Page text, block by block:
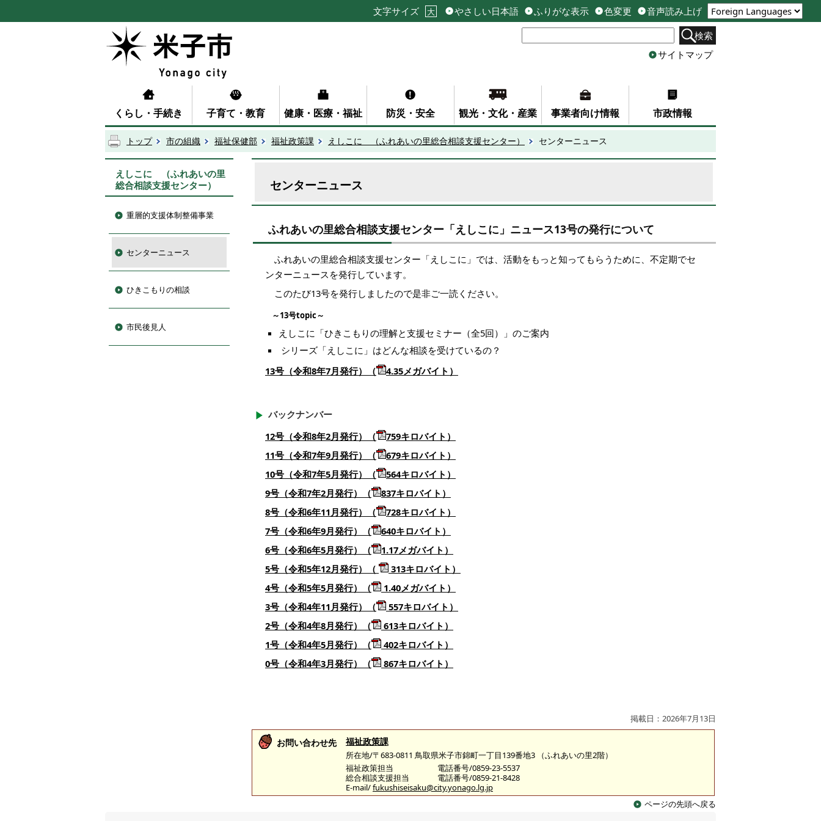
文字サイズ 大 やさしい日本語 ふりがな表示 色変更
音声読み上げ
検索
サイトマップ
くらし・手続き 子育て・教育 健康・医療・福祉 防災・安全 観光・文化・産業 事業者向け情報 市政情報
トップ 市の組織 福祉保健部 福祉政策課 えしこに （ふれあいの里総合相談支援センター） センターニュース
えしこに （ふれあいの里
総合相談支援センター）
重層的支援体制整備事業
センターニュース
ひきこもりの相談
市民後見人
センターニュース
ふれあいの里総合相談支援センター「えしこに」ニュース13号の発行について
ふれあいの里総合相談支援センター「えしこに」では、活動をもっと知ってもらうために、不定期でセ
ンターニュースを発行しています。
このたび13号を発行しましたので是非ご一読ください。
～13号topic～
えしこに「ひきこもりの理解と支援セミナー（全5回）」のご案内
シリーズ「えしこに」はどんな相談を受けているの？
13号（令和8年7月発行）（
4.35メガバイト）
バックナンバー
12号（令和8年2月発行）（
759キロバイト）
11号（令和7年9月発行）
（
679キロバイト）
10号（令和7年5月発行）（
564キロバイト）
9号（令和7年2月発行）（
837キロバイト）
8号（令和6年11月発行）（
728キロバイト）
7号（令和6年9月発行）（
640キロバイト）
6号（令和6年5月発行）（
1.17メガバイト）
5号（令和5年12月発行）（
313キロバイト）
4号（令和5年5月発行）（
1.40メガバイト）
3号（令和4年11月発行）（
557キロバイト）
2号（令和4年8月発行）（
613キロバイト）
1号（令和4年5月発行）（
402キロバイト）
0号（令和4年3月発行）
（ 867キロバイト）
掲載日：2026年7月13日
お問い合わせ先 福祉政策課
所在地/〒683-0811 鳥取県米子市錦町一丁目139番地3 （ふれあいの里2階）
福祉政策担当
電話番号/0859-23-5537
総合相談支援担当
電話番号/0859-21-8428
E-mail/fukushiseisaku@city.yonago.lg.jp
ページの先頭へ戻る